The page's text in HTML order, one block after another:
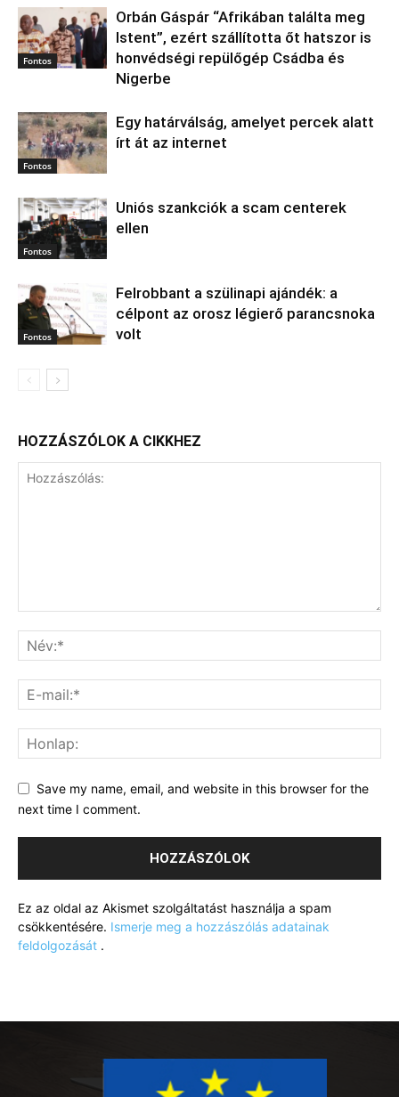
Fontos
Orbán Gáspár “Afrikában találta meg
Istent”, ezért szállította őt hatszor is
honvédségi repülőgép Csádba és
Nigerbe
Fontos
Egy határválság, amelyet percek alatt
írt át az internet
Fontos
Uniós szankciók a scam centerek
ellen
Fontos
Felrobbant a szülinapi ajándék: a
célpont az orosz légierő parancsnoka
volt
HOZZÁSZÓLOK A CIKKHEZ
Save my name, email, and website in this browser for the
next time I comment.
Ez az oldal az Akismet szolgáltatást használja a spam
csökkentésére. Ismerje meg a hozzászólás adatainak
feldolgozását .